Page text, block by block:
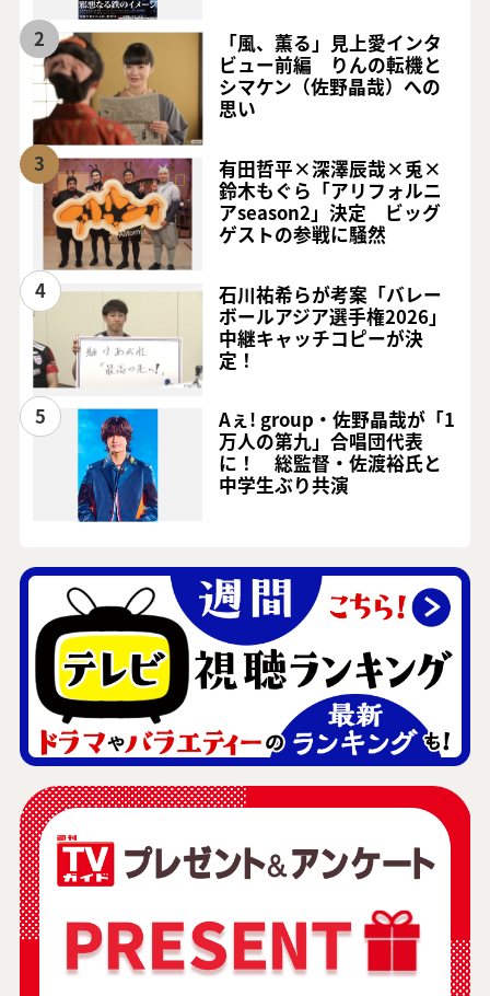
2
「風、薫る」見上愛インタ
ビュー前編 りんの転機と
シマケン（佐野晶哉）への
思い
3
有田哲平×深澤辰哉×兎×
鈴木もぐら「アリフォルニ
アseason2」決定 ビッグ
ゲストの参戦に騒然
4
石川祐希らが考案「バレー
ボールアジア選手権2026」
中継キャッチコピーが決
定！
5
Aぇ! group・佐野晶哉が「1
万人の第九」合唱団代表
に！ 総監督・佐渡裕氏と
中学生ぶり共演